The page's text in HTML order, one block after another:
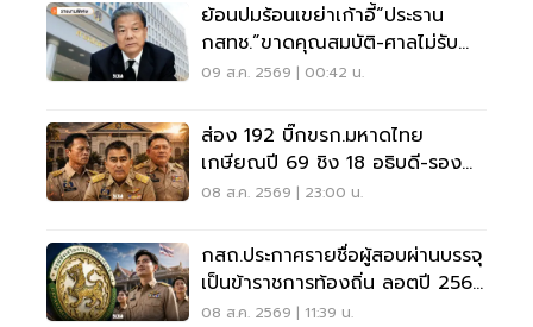
ย้อนปมร้อนเขย่าเก้าอี้“ประธาน
กสทช.”ขาดคุณสมบัติ-ศาลไม่รับคำ
ฟ้อง
09 ส.ค. 2569 | 00:42 น.
ส่อง 192 บิ๊กขรก.มหาดไทย
เกษียณปี 69 ชิง 18 อธิบดี-รอง
ปลัด-ผู้ว่าฯ
08 ส.ค. 2569 | 23:00 น.
กสถ.ประกาศรายชื่อผู้สอบผ่านบรรจุ
เป็นข้าราชการท้องถิ่น ลอตปี 2568
ใหม่
08 ส.ค. 2569 | 11:39 น.